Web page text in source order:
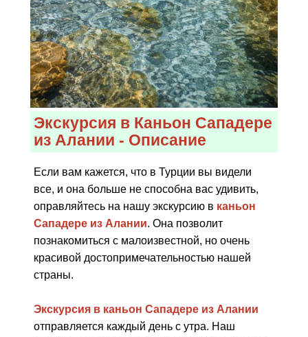
Если вам кажется, что в Турции вы видели
все, и она больше не способна вас удивить,
оправляйтесь на нашу экскурсию в каньон
Сападере из Алании. Она позволит
познакомиться с малоизвестной, но очень
красивой достопримечательностью нашей
страны.
Экскурсия в каньон Сападере из Алании
отправляется каждый день с утра. Наш
Экскурсия в Каньон Сападере
из Алании - Описание